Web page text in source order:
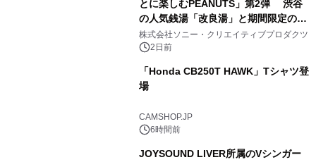
とに楽しむPEANUTS」第2弾 渋谷
の人気銭湯「改良湯」と期間限定のコ
ラボレーション サウナイキタイコラ
ボグッズも発売決定！
株式会社ソニー・クリエイティブプロダクツ
2日前
「Honda CB250T HAWK」Tシャツ登
場
CAMSHOP.JP
6時間前
JOYSOUND LIVER所属のVシンガー